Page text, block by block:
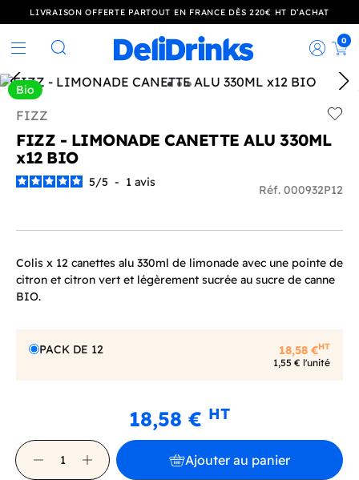
LIVRAISON OFFERTE PARTOUT EN FRANCE DÈS 220€ HT D’ACHAT
Rechercher
0
Bio
FIZZ
FIZZ - LIMONADE CANETTE ALU 330ML
x12 BIO
5/5 - 1 avis
Réf. 000932P12
Colis x 12 canettes alu 330ml de limonade avec une pointe de
citron et citron vert et légèrement sucrée au sucre de canne
BIO.
PACK DE 12 18,58 €HT
1,55 € l'unité
18,58 € HT
Ajouter au panier